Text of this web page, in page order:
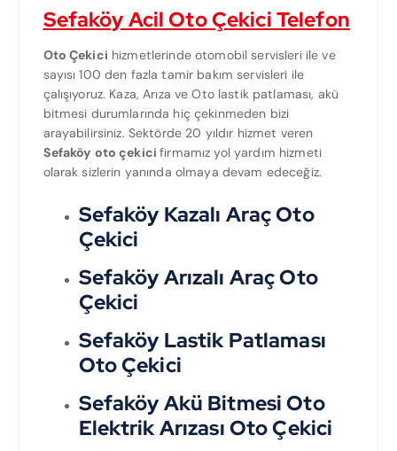
Sefaköy Acil Oto Çekici Telefon
Oto Çekici hizmetlerinde otomobil servisleri ile ve
sayısı 100 den fazla tamir bakım servisleri ile
çalışıyoruz. Kaza, Arıza ve Oto lastik patlaması, akü
bitmesi durumlarında hiç çekinmeden bizi
arayabilirsiniz. Sektörde 20 yıldır hizmet veren
Sefaköy oto çekicifirmamız yol yardım hizmeti
olarak sizlerin yanında olmaya devam edeceğiz.
Sefaköy Kazalı Araç Oto
Çekici
Sefaköy Arızalı Araç Oto
Çekici
Sefaköy Lastik Patlaması
Oto Çekici
Sefaköy Akü Bitmesi Oto
Elektrik Arızası Oto Çekici